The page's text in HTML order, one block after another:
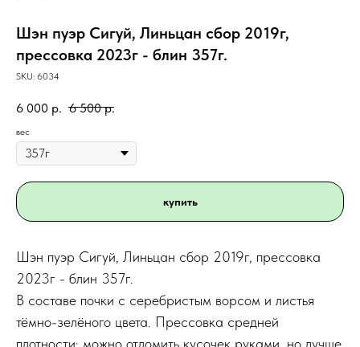
Шэн пуэр Сигуй, Линьцан сбор 2019г,
прессовка 2023г - блин 357г.
SKU: 6034
6 000 р. 6 500 р.
вес
купить
Шэн пуэр Сигуй, Линьцан сбор 2019г, прессовка
2023г - блин 357г.
В составе почки с серебристым ворсом и листья
тёмно-зелёного цвета. Прессовка средней
плотности: можно отломить кусочек руками, но лучше